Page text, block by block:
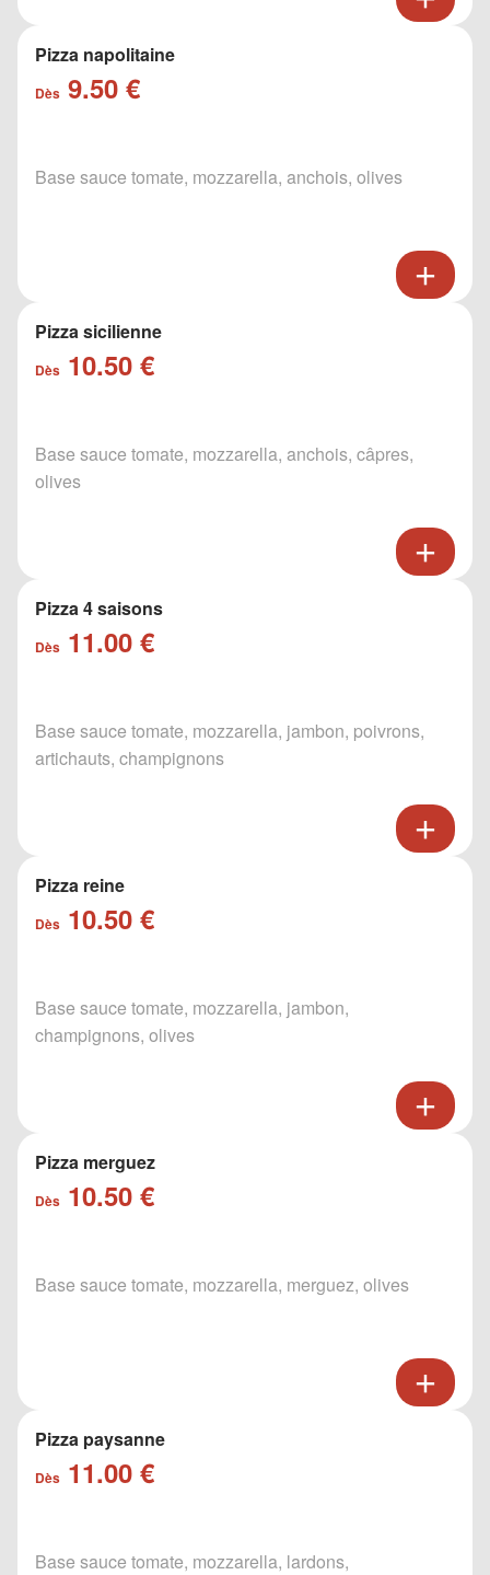
Pizza napolitaine
Dès 9.50 €
Base sauce tomate, mozzarella, anchois, olives
Pizza sicilienne
Dès 10.50 €
Base sauce tomate, mozzarella, anchois, câpres,
olives
Pizza 4 saisons
Dès 11.00 €
Base sauce tomate, mozzarella, jambon, poivrons,
artichauts, champignons
Pizza reine
Dès 10.50 €
Base sauce tomate, mozzarella, jambon,
champignons, olives
Pizza merguez
Dès 10.50 €
Base sauce tomate, mozzarella, merguez, olives
Pizza paysanne
Dès 11.00 €
Base sauce tomate, mozzarella, lardons,